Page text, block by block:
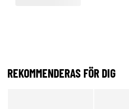
REKOMMENDERAS FÖR DIG